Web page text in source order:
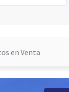
en Venta